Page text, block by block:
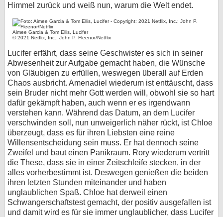
Himmel zurück und weiß nun, warum die Welt endet.
Aimee Garcia & Tom Ellis, Lucifer
© 2021 Netflix, Inc.; John P. Fleenor/Netflix
Lucifer erfährt, dass seine Geschwister es sich in seiner
Abwesenheit zur Aufgabe gemacht haben, die Wünsche
von Gläubigen zu erfüllen, weswegen überall auf Erden
Chaos ausbricht. Amenadiel wiederum ist enttäuscht, dass
sein Bruder nicht mehr Gott werden will, obwohl sie so hart
dafür gekämpft haben, auch wenn er es irgendwann
verstehen kann. Während das Datum, an dem Lucifer
verschwinden soll, nun unweigerlich näher rückt, ist Chloe
überzeugt, dass es für ihren Liebsten eine reine
Willensentscheidung sein muss. Er hat dennoch seine
Zweifel und baut einen Panikraum. Rory wiederum vertritt
die These, dass sie in einer Zeitschleife stecken, in der
alles vorherbestimmt ist. Deswegen genießen die beiden
ihren letzten Stunden miteinander und haben
unglaublichen Spaß. Chloe hat derweil einen
Schwangerschaftstest gemacht, der positiv ausgefallen ist
und damit wird es für sie immer unglaublicher, dass Lucifer